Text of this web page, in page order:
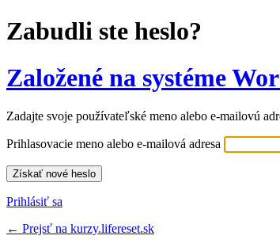
Zabudli ste heslo?
Založené na systéme
Zadajte svoje používateľské meno alebo e-mailovú
Prihlasovacie meno alebo e-mailová adresa
Prihlásiť sa
← Prejsť na kurzy.lifereset.sk